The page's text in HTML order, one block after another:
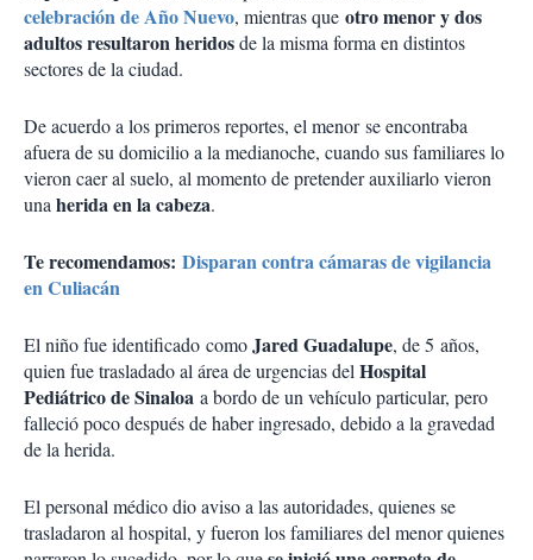
celebración de Año Nuevo, mientras que otro menor y dos
adultos resultaron heridosde la misma forma en distintos
sectores de la ciudad.
De acuerdo a los primeros reportes, el menor se encontraba
afuera de su domicilio a la medianoche, cuando sus familiares lo
vieron caer al suelo, al momento de pretender auxiliarlo vieron
unaherida en la cabeza.
Te recomendamos: Disparan contra cámaras de vigilancia
en Culiacán
El niño fue identificado comoJared Guadalupe, de 5 años,
quien fue trasladado al área de urgencias delHospital
Pediátrico de Sinaloa a bordo de un vehículo particular, pero
falleció poco después de haber ingresado, debido a la gravedad
de la herida.
El personal médico dio aviso a las autoridades, quienes se
trasladaron al hospital, y fueron los familiares del menor quienes